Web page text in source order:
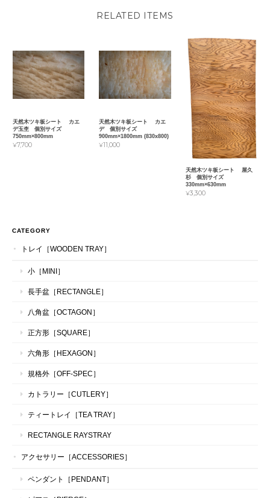
RELATED ITEMS
天然木ツキ板シート カエ
デ玉杢 個別サイズ
750mm×800mm
¥7,700
天然木ツキ板シート カエ
デ 個別サイズ
900mm×1800mm (830x800)
¥11,000
天然木ツキ板シート 屋久
杉 個別サイズ
330mm×630mm
¥3,300
CATEGORY
トレイ［WOODEN TRAY］
小［MINI］
長手盆［RECTANGLE］
八角盆［OCTAGON］
正方形［SQUARE］
六角形［HEXAGON］
規格外［OFF-SPEC］
カトラリー［CUTLERY］
ティートレイ［TEA TRAY］
RECTANGLE RAYSTRAY
アクセサリー［ACCESSORIES］
ペンダント［PENDANT］